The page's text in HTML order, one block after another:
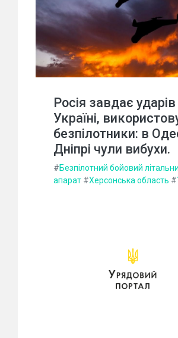
Росія завдає
Україні,
безпілотники: в
Дніпрі чули вибухи.
#Безпілотний бойовий
апарат #Херсонська область #